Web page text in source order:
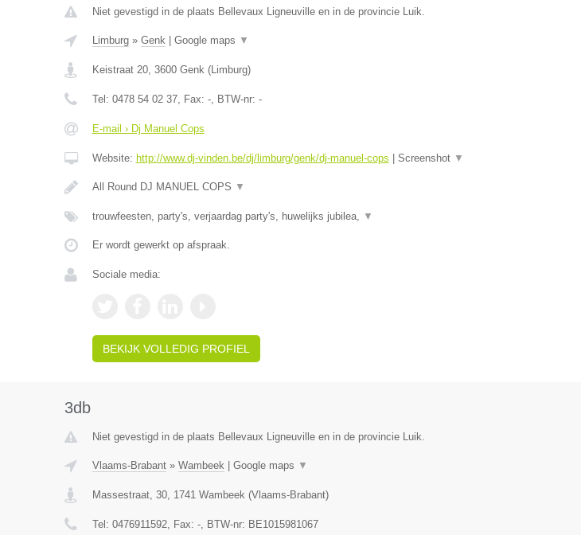
Niet gevestigd in de plaats Bellevaux Ligneuville en in de provincie Luik.
Limburg» Genk| Google maps ▼
Keistraat 20, 3600 Genk(Limburg)
Tel: 0478 54 02 37, Fax: -, BTW-nr: -
E-mail › Dj Manuel Cops
Website: http://www.dj-vinden.be/dj/limburg/genk/dj-manuel-cops Screenshot ▼
All Round DJ MANUEL COPS ▼
trouwfeesten, party's, verjaardag party's, huwelijks jubilea, ▼
Er wordt gewerkt op afspraak.
Sociale media:
BEKIJK VOLLEDIG PROFIEL
3db
Niet gevestigd in de plaats Bellevaux Ligneuville en in de provincie Luik.
Vlaams-Brabant» Wambeek| Google maps ▼
Massestraat, 30, 1741 Wambeek(Vlaams-Brabant)
Tel: 0476911592, Fax: -, BTW-nr: BE1015981067